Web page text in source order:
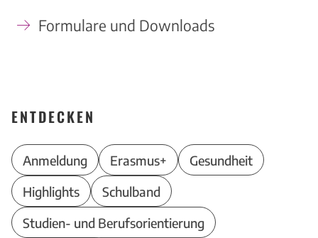
Formulare und Downloads
ENTDECKEN
Anmeldung Erasmus+
Gesundheit
Highlights
Schulband
Studien- und Berufsorientierung